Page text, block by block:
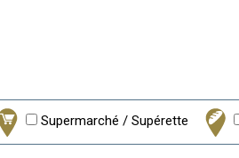
Supermarché / Supérette